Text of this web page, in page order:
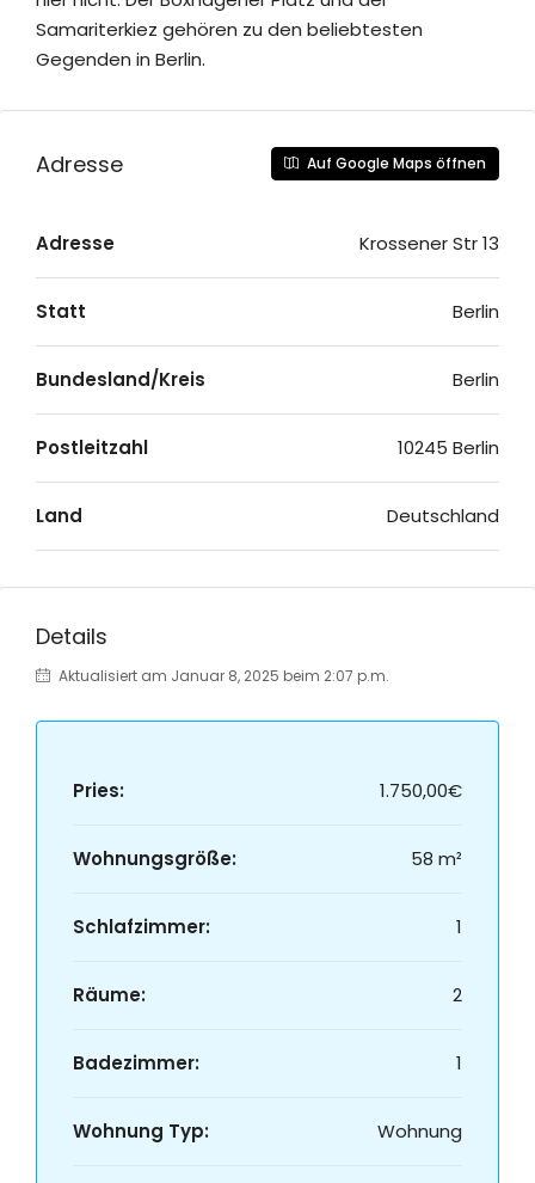
Samariterkiez gehören zu den beliebtesten
Gegenden in Berlin.
Adresse Auf Google Maps öffnen
Adresse Krossener Str 13
Statt Berlin
Bundesland/Kreis Berlin
Postleitzahl 10245 Berlin
Land Deutschland
Details
Aktualisiert am Januar 8, 2025 beim 2:07 p.m.
Pries: 1.750,00€
Wohnungsgröße: 58 m²
Schlafzimmer: 1
Räume: 2
Badezimmer: 1
Wohnung Typ: Wohnung